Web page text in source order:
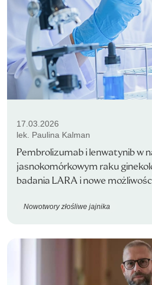
17.03.2026
lek. Paulina Kalman
Pembrolizumab i lenwatynib w
jasnokomórkowym raku
badania LARA i nowe
Nowotwory złośliwe jajnika